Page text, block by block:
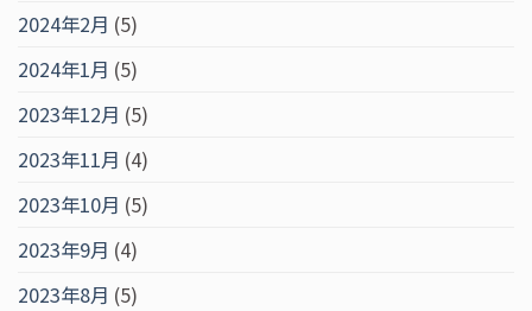
2024年2月 (5)
2024年1月 (5)
2023年12月 (5)
2023年11月 (4)
2023年10月 (5)
2023年9月 (4)
2023年8月 (5)